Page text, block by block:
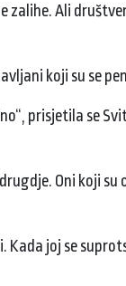
zalihe. Ali
koji su se
prisjetila se
Oni koji su
Kada joj se